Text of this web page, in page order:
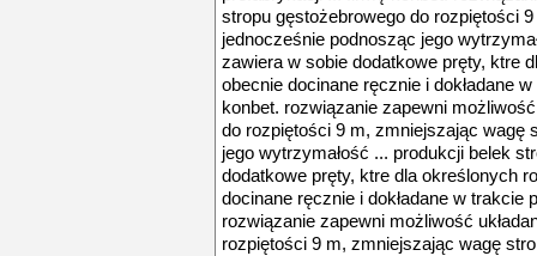
stropu gęstożebrowego do rozpiętości
jednocześnie podnosząc jego
zawiera w sobie dodatkowe pręty, ktre
obecnie docinane ręcznie i dokładane
konbet. rozwiązanie zapewni
do rozpiętości 9 m, zmniejszając wagę
jego wytrzymałość ... produkcji belek
dodatkowe pręty, ktre dla określonych
docinane ręcznie i dokładane w trakcie
rozwiązanie zapewni możliwość
rozpiętości 9 m, zmniejszając wagę